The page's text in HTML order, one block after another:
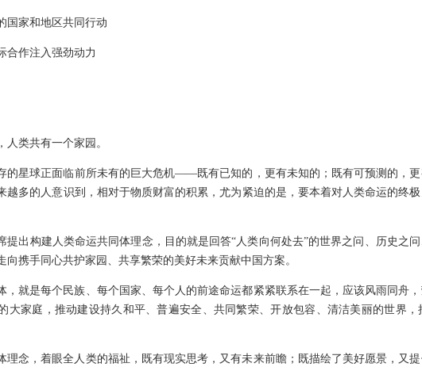
国家和地区共同行动
合作注入强劲动力
类共有一个家园。
的星球正面临前所未有的巨大危机——既有已知的，更有未知的；既有可预测的，
越多的人意识到，相对于物质财富的积累，尤为紧迫的是，要本着对人类命运的终
提出构建人类命运共同体理念，目的就是回答“人类向何处去”的世界之问、历史之
向携手同心共护家园、共享繁荣的美好未来贡献中国方案。
，就是每个民族、每个国家、每个人的前途命运都紧紧联系在一起，应该风雨同舟
大家庭，推动建设持久和平、普遍安全、共同繁荣、开放包容、清洁美丽的世界
理念，着眼全人类的福祉，既有现实思考，又有未来前瞻；既描绘了美好愿景，又